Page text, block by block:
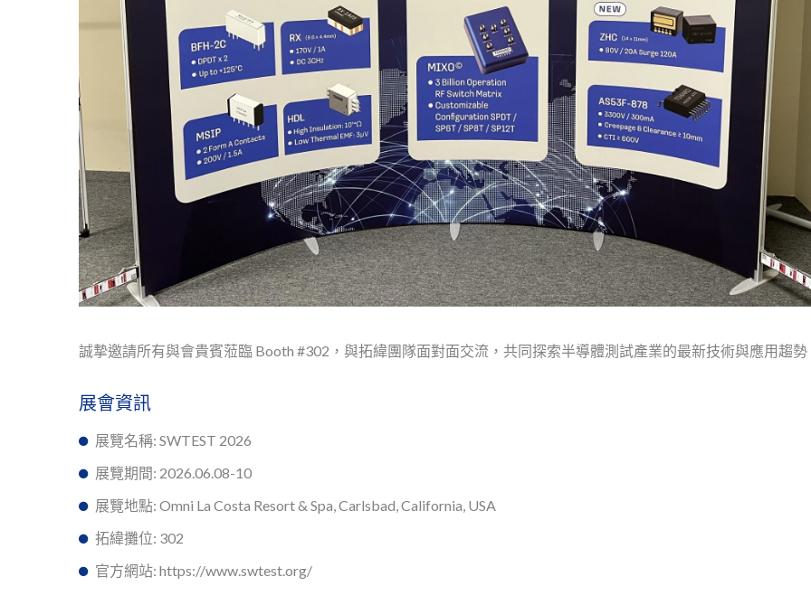
誠摯邀請所有與會貴賓蒞臨 Booth #302，與拓緯團隊面對面交流，共同探索半導體測試產業的最新技術與應用趨勢
展會資訊
展覽名稱: SWTEST 2026
展覽期間: 2026.06.08-10
展覽地點: Omni La Costa Resort & Spa, Carlsbad, California, USA
拓緯攤位: 302
官方網站: https://www.swtest.org/